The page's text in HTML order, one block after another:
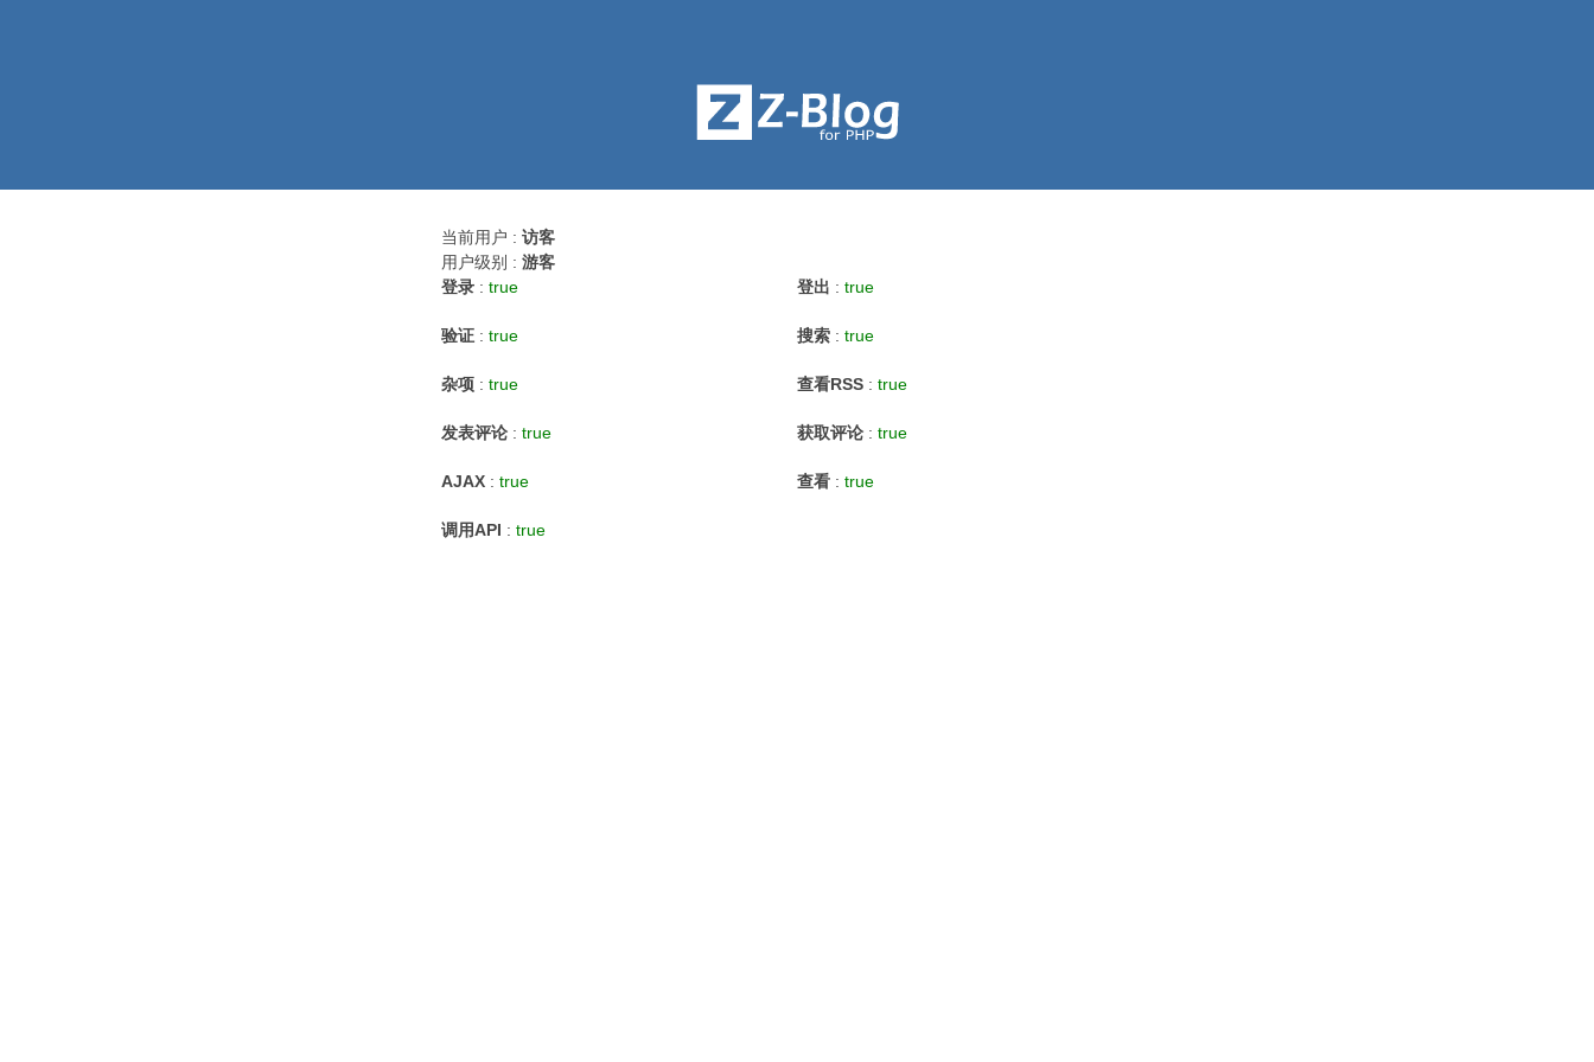
当前用户 : 访客
用户级别 : 游客
登录 : true 登出 : true
验证 : true 搜索 : true
杂项 : true 查看RSS : true
发表评论 : true 获取评论 : true
AJAX : true 查看 : true
调用API : true